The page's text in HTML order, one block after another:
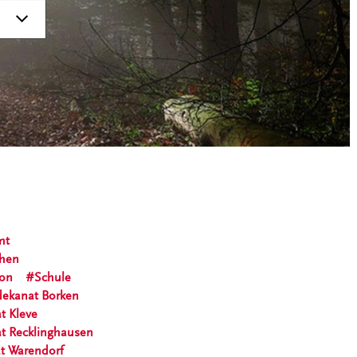
Schule
Borken
Kleve
Recklinghausen
Warendorf